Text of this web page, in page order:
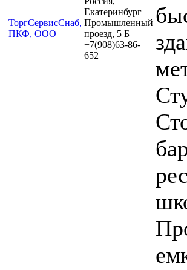
ТоргСервисСнаб,
ПКФ, ООО
Екатеринбург
Промышленный
проезд, 5 Б
+7(908)63-86-
652